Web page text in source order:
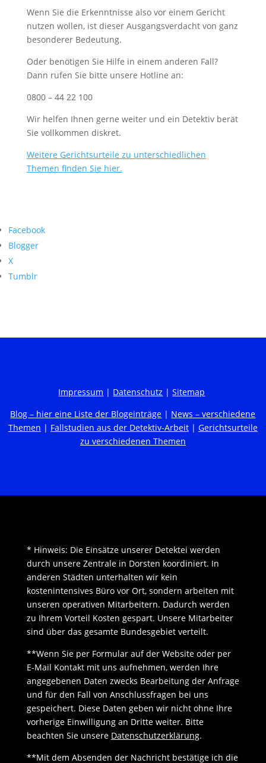
Wenn Sie die Erkenntnisse also vor einem Gericht
nutzen wollen, ist dieser Ausgangsverdacht von ganz
besonderer Bedeutung.
Oder benötigen Sie Hilfe in einem anderen Fall?
Dann rufen Sie bitte unsere Hotline an:
0800 – 44 22 100
Wir helfen Ihnen gerne weiter und ein Detektiv berät
Sie vollkommen diskret.
Weitere Gerichtsurteile zu unterschiedlichen
Themen finden Sie hier.
Facebook
Blogger
X
Tumblr
Impressum | Datenschutz |Sitemap
Blog – hier eine Liste der Blogeinträge | News – verschiedene
Themen | Fallstudien aus der Detektiv-Arbeit| Gerichtsurteile
zu verschiedenen Themen
* Hinweis: Die Einsätze unserer Detektei werden
durch unsere Zentrale in Dorsten koordiniert. In
anderen Städten unterhalten wir kein
kostenintensives Büro vor Ort, sondern arbeiten mit
unseren operativen Mitarbeitern. Dadurch werden
zu Ihrem Vorteil Kosten gespart. Unsere Mitarbeiter
sind über das gesamte Bundesgebiet verteilt.
**Wenn Sie per Formular auf der Website oder per
E-Mail Kontakt mit uns aufnehmen, werden Ihre
angegebenen Daten zwecks Bearbeitung der Anfrage
und für den Fall von Anschlussfragen bei uns
gespeichert. Diese Daten geben wir nicht ohne Ihre
vorherige Einwilligung an Dritte weiter. Bitte
beachten Sie unsere Datenschutzerklärung.
**Mit dem Absenden der Nachricht bestätige ich die